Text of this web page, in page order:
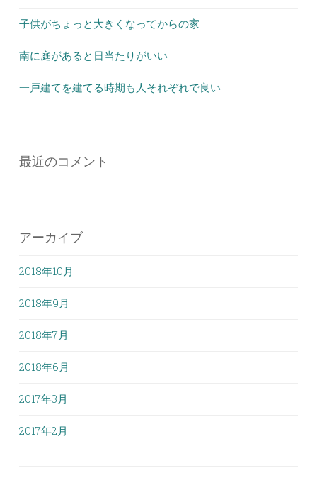
子供がちょっと大きくなってからの家
南に庭があると日当たりがいい
一戸建てを建てる時期も人それぞれで良い
最近のコメント
アーカイブ
2018年10月
2018年9月
2018年7月
2018年6月
2017年3月
2017年2月